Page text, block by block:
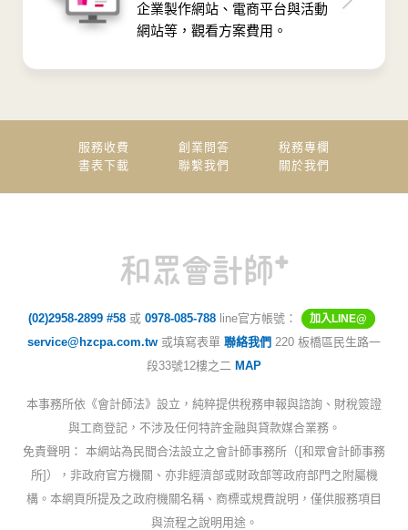
企業製作網站、電商平台與活動
網站等，觀看方案費用。
服務收費 創業問答
稅務專欄
書表下載
聯繫我們 關於我們
(02)2958-2899 #58 或 0978-085-788 line官方帳號： 加入LINE@
service@hzcpa.com.tw 或填寫表單 聯絡我們 220 板橋區民生路一
段33號12樓之二 MAP
本事務所依《會計師法》設立，純粹提供稅務申報與諮詢、財稅簽證
與工商登記，不涉及任何特許金融與貸款媒合業務。
免責聲明： 本網站為民間合法設立之會計師事務所（[和眾會計師事務
所]），非政府官方機關、亦非經濟部或財政部等政府部門之附屬機
構。本網頁所提及之政府機關名稱、商標或規費說明，僅供服務項目
與流程之說明用途。